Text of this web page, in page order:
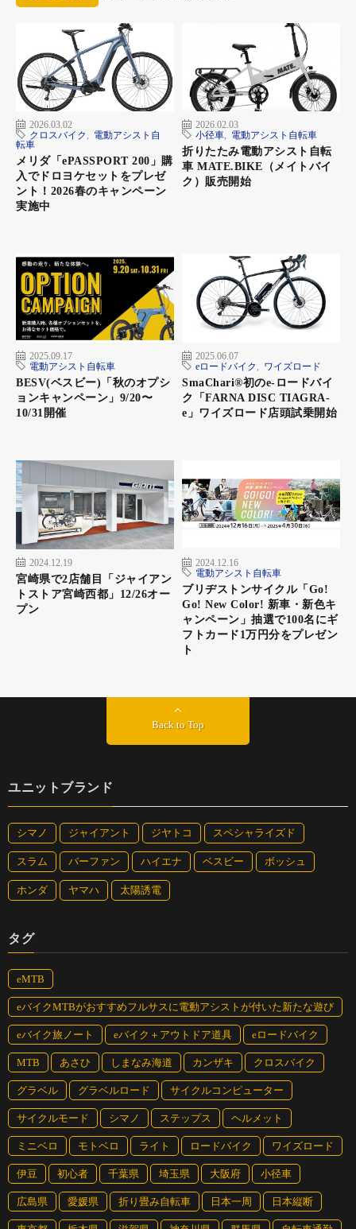
① JGR1.1
https://besv.jp/products/jgr/
BESV Europeデザインの新型e-グラベルロードバイク。なめらか
で力強いアシストで、スポーツe-Bikeとして高いパフォーマンス
を発揮する。
② CF1 LINO
https://besv.jp/products/cf1-lino/
調整できるので、ファミリーでの共用にも便利な1台。
＜プレゼント商品＞
Jackery ポータブル電源 400：JGR1.1/CF1 Linoを約80％充電可能
容量：400Wh
重量：4.1kg
サイズ：230×153.2×167.3mm
●スマホ約22回分、ノートPC約5.5回充電可能
●最大4台の同時給電可能
対象モデルとプレゼント商品 -2
オフロードからオンロードまでフィールドを選ばないクロスカン
トリーハードテールモデル（e-MTB）。フェンダー／キャリヤを
装着し、ツーリングシーンで楽しめる一台。
リー内蔵の美しいフォルムのeグラベルロードバイク。コンポー
ネントにはシマノ GRX 11sを搭載。
https://besv.jp/products/jr1/
15.7kgの軽さと、100kmを超える航続距離を実現した軽量アルミ
フレームのe-bike。ファンライドからロングライドまで走る楽し
さを演出する、
※アウトレットモデルは対象外です。
⑥PSF1
https://besv.jp/products/psf1/
リヤフレームとフロントフォーク、ハンドルを折りたたむこと
で、フレーム本来の剛性を保ちながら、コンパクトに収納できる
2026.03.02
クロスバイク
電動アシスト自
転車
メリダ「ePASSPORT 200」購
入でドロヨケセットをプレゼ
ント！2026春のキャンペーン
実施中
2026.02.03
小径車
電動アシスト自転車
折りたたみ電動アシスト自転
車 MATE.BIKE（メイトバイ
ク）販売開始
2025.09.17
電動アシスト自転車
BESV(ベスビー)「秋のオプシ
ョンキャンペーン」9/20〜
10/31開催
2025.06.07
eロードバイク
ワイズロード
SmaChari®︎初のe-ロードバイ
ク「FARNA DISC TIAGRA-
e」ワイズロード店頭試乗開始
2024.12.19
宮崎県で2店舗目「ジャイアン
トストア宮崎西都」12/26オー
プン
2024.12.16
電動アシスト自転車
ブリヂストンサイクル「Go!
Go! New Color! 新車・新色キ
ャンペーン」抽選で100名にギ
フトカード1万円分をプレゼン
ト
Back to Top
ユニットブランド
シマノ ジャイアント ジヤトコ スペシャライズド
スラム バーファン ハイエナ ベスビー ボッシュ
ホンダ ヤマハ 太陽誘電
タグ
eMTB
eバイクMTBがおすすめフルサスに電動アシストが付いた新たな遊び
eバイク旅ノート eバイク＋アウトドア道具 eロードバイク
MTB あさひ しまなみ海道 カンザキ クロスバイク
グラベル グラベルロード サイクルコンピューター
サイクルモード シマノ ステップス ヘルメット
ミニベロ モトベロ ライト ロードバイク ワイズロード
伊豆 初心者 千葉県 埼玉県 大阪府 小径車
広島県 愛媛県 折り畳み自転車 日本一周 日本縦断